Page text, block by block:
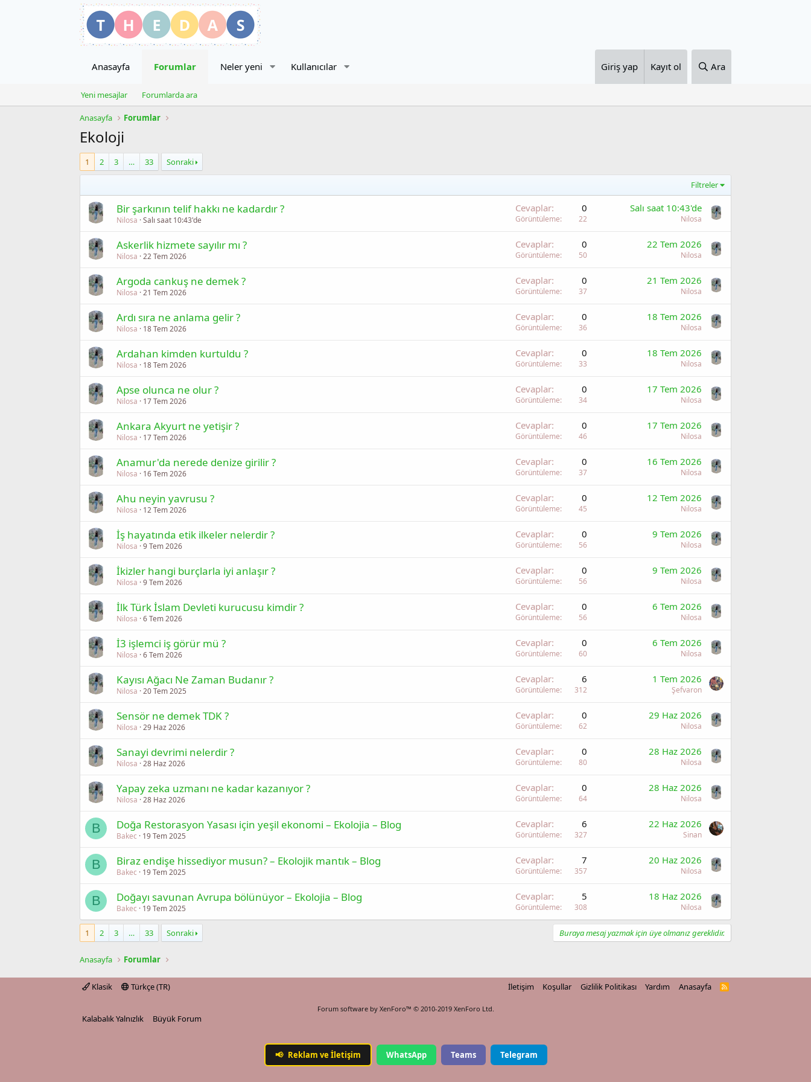
Anasayfa Forumlar Neler yeni Kullanıcılar Giriş yap Kayıt ol Ara
Yeni mesajlar Forumlarda ara
Anasayfa Forumlar
Ekoloji
1 2 3 … 33 Sonraki
Filtreler
Bir şarkının telif hakkı ne kadardır ?
Nilosa Salı saat 10:43'de
Cevaplar 0
Görüntüleme 22
Salı saat 10:43'de
Nilosa
Askerlik hizmete sayılır mı ?
Nilosa 22 Tem 2026
Cevaplar 0
Görüntüleme 50
22 Tem 2026
Nilosa
Argoda cankuş ne demek ?
Nilosa 21 Tem 2026
Cevaplar 0
Görüntüleme 37
21 Tem 2026
Nilosa
Ardı sıra ne anlama gelir ?
Nilosa 18 Tem 2026
Cevaplar 0
Görüntüleme 36
18 Tem 2026
Nilosa
Ardahan kimden kurtuldu ?
Nilosa 18 Tem 2026
Cevaplar 0
Görüntüleme 33
18 Tem 2026
Nilosa
Apse olunca ne olur ?
Nilosa 17 Tem 2026
Cevaplar 0
Görüntüleme 34
17 Tem 2026
Nilosa
Ankara Akyurt ne yetişir ?
Nilosa 17 Tem 2026
Cevaplar 0
Görüntüleme 46
17 Tem 2026
Nilosa
Anamur'da nerede denize girilir ?
Nilosa 16 Tem 2026
Cevaplar 0
Görüntüleme 37
16 Tem 2026
Nilosa
Ahu neyin yavrusu ?
Nilosa 12 Tem 2026
Cevaplar 0
Görüntüleme 45
12 Tem 2026
Nilosa
İş hayatında etik ilkeler nelerdir ?
Nilosa 9 Tem 2026
Cevaplar 0
Görüntüleme 56
9 Tem 2026
Nilosa
İkizler hangi burçlarla iyi anlaşır ?
Nilosa 9 Tem 2026
Cevaplar 0
Görüntüleme 56
9 Tem 2026
Nilosa
İlk Türk İslam Devleti kurucusu kimdir ?
Nilosa 6 Tem 2026
Cevaplar 0
Görüntüleme 56
6 Tem 2026
Nilosa
İ3 işlemci iş görür mü ?
Nilosa 6 Tem 2026
Cevaplar 0
Görüntüleme 60
6 Tem 2026
Nilosa
Kayısı Ağacı Ne Zaman Budanır ?
Nilosa 20 Tem 2025
Cevaplar 6
Görüntüleme 312
1 Tem 2026
Şefvaron
Sensör ne demek TDK ?
Nilosa 29 Haz 2026
Cevaplar 0
Görüntüleme 62
29 Haz 2026
Nilosa
Sanayi devrimi nelerdir ?
Nilosa 28 Haz 2026
Cevaplar 0
Görüntüleme 80
28 Haz 2026
Nilosa
Yapay zeka uzmanı ne kadar kazanıyor ?
Nilosa 28 Haz 2026
Cevaplar 0
Görüntüleme 64
28 Haz 2026
Nilosa
B Doğa Restorasyon Yasası için yeşil ekonomi – Ekolojia – Blog
Bakec 19 Tem 2025
Cevaplar 6
Görüntüleme 327
22 Haz 2026
Sinan
B Biraz endişe hissediyor musun? – Ekolojik mantık – Blog
Bakec 19 Tem 2025
Cevaplar 7
Görüntüleme 357
20 Haz 2026
Nilosa
B Doğayı savunan Avrupa bölünüyor – Ekolojia – Blog
Bakec 19 Tem 2025
Cevaplar 5
Görüntüleme 308
18 Haz 2026
Nilosa
1 2 3 … 33 Sonraki Buraya mesaj yazmak için üye olmanız gereklidir.
Anasayfa Forumlar
Klasik Türkçe (TR) İletişim Koşullar Gizlilik Politikası Yardım Anasayfa
R
Forum software by XenForo™ © 2010-2019 XenForo Ltd.
Kalabalık Yalnızlık Büyük Forum
📢 Reklam ve İletişim WhatsApp Teams Telegram